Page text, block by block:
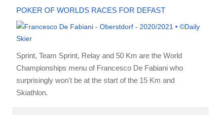
POKER OF WORLDS RACES FOR DEFAST
Sprint, Team Sprint, Relay and 50 Km are the World
Championships menu of Francesco De Fabiani who
surprisingly won't be at the start of the 15 Km and
Skiathlon.